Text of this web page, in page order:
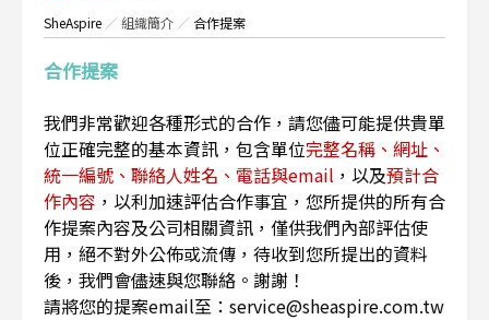
SheAspire ／組織簡介 ／ 合作提案
合作提案
我們非常歡迎各種形式的合作，請您儘可能提供貴單
位正確完整的基本資訊，包含單位完整名稱、網址、
統一編號、聯絡人姓名、電話與email ，以及預計合
作內容 ，以利加速評估合作事宜，您所提供的所有合
作提案內容及公司相關資訊，僅供我們內部評估使
用，絕不對外公佈或流傳，待收到您所提出的資料
後，我們會儘速與您聯絡。謝謝！
請將您的提案email至：service@sheaspire.com.tw